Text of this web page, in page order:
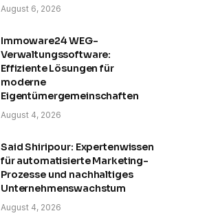
August 6, 2026
Immoware24 WEG-
Verwaltungssoftware:
Effiziente Lösungen für
moderne
Eigentümergemeinschaften
August 4, 2026
Said Shiripour: Expertenwissen
für automatisierte Marketing-
Prozesse und nachhaltiges
Unternehmenswachstum
August 4, 2026